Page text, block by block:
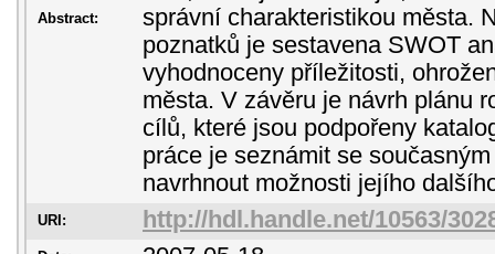
Abstract:
správní charakteristikou města.
poznatků je sestavena SWOT
vyhodnoceny příležitosti,
města. V závěru je návrh plánu
cílů, které jsou podpořeny
práce je seznámit se
navrhnout možnosti jejího
URI: http://hdl.handle.net/10563/